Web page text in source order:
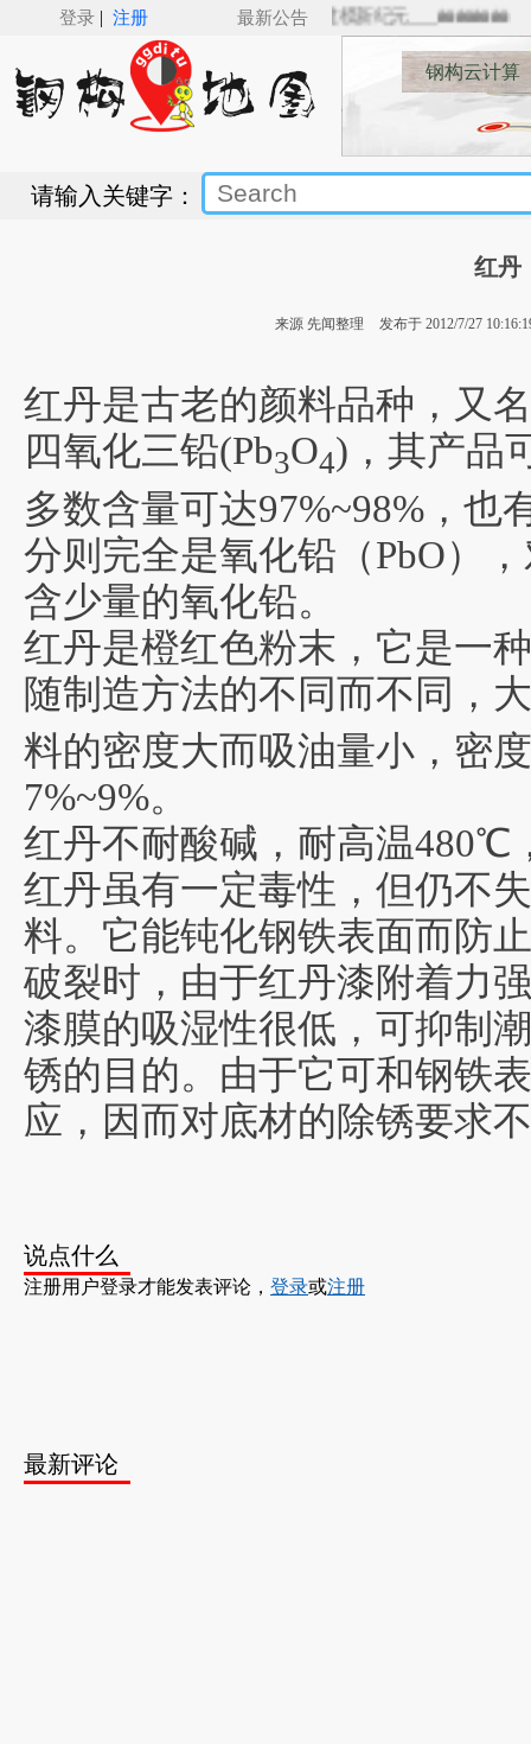
登录 | 注册 最新公告
for Revit（v5.0）来了，Revit钢结构建模新纪元___🚋🚋🚋🚋
钢构云计算
请输入关键字：
红丹
来源 先闻整理 发布于 2012/7/27
红丹是古老的颜料品种，又
四氧化三铅(Pb3O4)，其产品
多数含量可达97%~98%，也
分则完全是氧化铅（PbO）
含少量的氧化铅。
红丹是橙红色粉末，它是一
随制造方法的不同而不同，
料的密度大而吸油量小，密
7%~9%。
红丹不耐酸碱，耐高温480℃
红丹虽有一定毒性，但仍不
料。它能钝化钢铁表面而防
破裂时，由于红丹漆附着力
漆膜的吸湿性很低，可抑制
锈的目的。由于它可和钢铁
应，因而对底材的除锈要求
说点什么
注册用户登录才能发表评论， 登录或注册
最新评论